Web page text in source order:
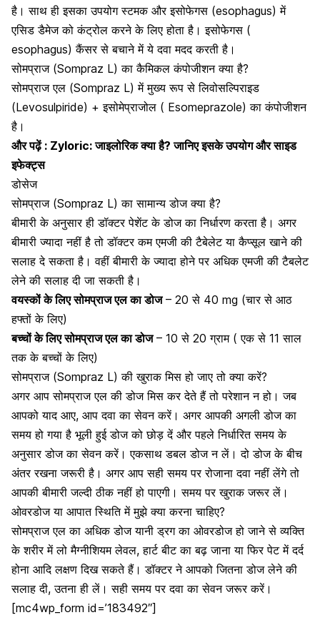
है। साथ ही इसका उपयोग स्टमक और इसोफेगस (esophagus) में
एसिड डैमेज को कंट्रोल करने के लिए होता है। इसोफेगस (
esophagus) कैंसर से बचाने में ये दवा मदद करती है।
सोमप्राज (Sompraz L) का कैमिकल कंपोजीशन क्या है?
सोमप्राज एल (Sompraz L) में मुख्य रूप से लिवोसल्पिराइड
(Levosulpiride) + इसोमेप्राजोल ( Esomeprazole) का कंपोजीशन
है।
और पढ़ें : Zyloric: जाइलोरिक क्या है? जानिए इसके उपयोग और साइड
इफेक्ट्स
डोसेज
सोमप्राज (Sompraz L) का सामान्य डोज क्या है?
बीमारी के अनुसार ही डॉक्टर पेशेंट के डोज का निर्धारण करता है। अगर
बीमारी ज्यादा नहीं है तो डॉक्टर कम एमजी की टैबेलेट या कैप्सूल खाने की
सलाह दे सकता है। वहीं बीमारी के ज्यादा होने पर अधिक एमजी की टैबलेट
लेने की सलाह दी जा सकती है।
वयस्कों के लिए सोमप्राज एल का डोज– 20 से 40 mg (चार से आठ
हफ्तों के लिए)
बच्चों के लिए सोमप्राज एल का डोज– 10 से 20 ग्राम ( एक से 11 साल
तक के बच्चों के लिए)
सोमप्राज (Sompraz L) की खुराक मिस हो जाए तो क्या करें?
अगर आप सोमप्राज एल की डोज मिस कर देते हैं तो परेशान न हो। जब
आपको याद आए, आपदवा का सेवनकरें। अगर आपकी अगली डोज का
समय हो गया है भूली हुई डोज को छोड़ दें और पहले निर्धारित समय के
अनुसार डोज का सेवन करें। एकसाथ डबल डोज न लें। दो डोज के बीच
अंतर रखना जरूरी है। अगर आप सही समय पर रोजाना दवा नहीं लेंगे तो
आपकी बीमारी जल्दी ठीक नहीं हो पाएगी। समय पर खुराक जरूर लें।
ओवरडोज या आपात स्थिति में मुझे क्या करना चाहिए?
सोमप्राज एल का अधिक डोज यानीड्रग का ओवरडोजहो जाने से व्यक्ति
के शरीर में लो मैग्नीशियम लेवल, हार्ट बीट का बढ़ जाना या फिर पेट में दर्द
होना आदि लक्षण दिख सकते हैं। डॉक्टर ने आपको जितना डोज लेने की
सलाह दी, उतना ही लें। सही समय पर दवा का सेवन जरूर करें।
[mc4wp_form id=’183492″]